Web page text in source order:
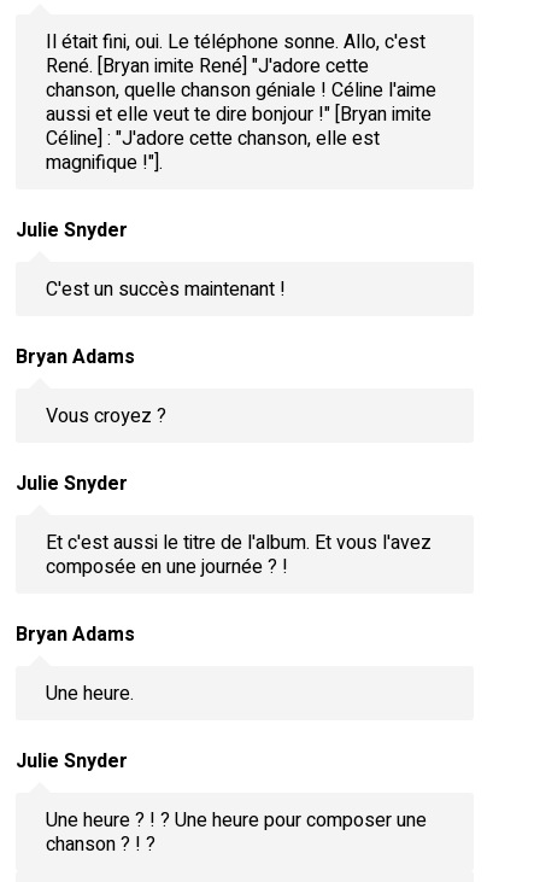
Il était fini, oui. Le téléphone sonne. Allo, c'est
René. [Bryan imite René] "J'adore cette
chanson, quelle chanson géniale ! Céline l'aime
aussi et elle veut te dire bonjour !" [Bryan imite
Céline] : "J'adore cette chanson, elle est
magnifique !"].
Julie Snyder
C'est un succès maintenant !
Bryan Adams
Vous croyez ?
Julie Snyder
Et c'est aussi le titre de l'album. Et vous l'avez
composée en une journée ? !
Bryan Adams
Une heure.
Julie Snyder
Une heure ? ! ? Une heure pour composer une
chanson ? ! ?